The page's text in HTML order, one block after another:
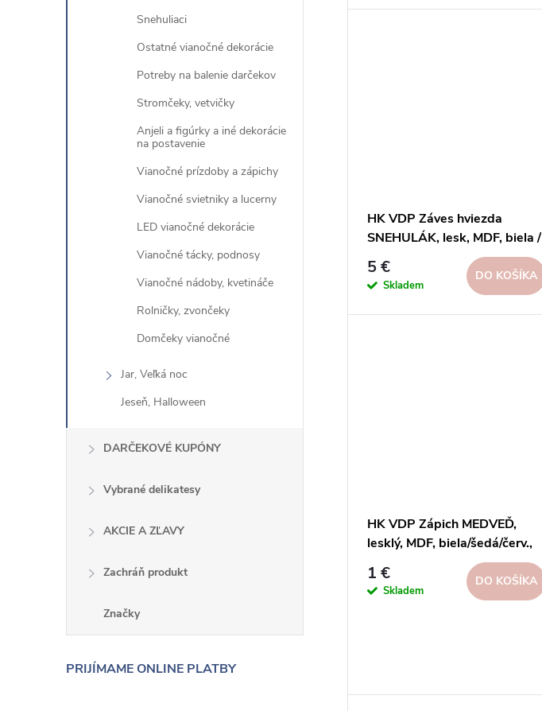
Snehuliaci
Ostatné vianočné dekorácie
Potreby na balenie darčekov
Stromčeky, vetvičky
Anjeli a figúrky a iné dekorácie
na postavenie
Vianočné prízdoby a zápichy
Vianočné svietniky a lucerny
LED vianočné dekorácie
Vianočné tácky, podnosy
Vianočné nádoby, kvetináče
Rolničky, zvončeky
Domčeky vianočné
Jar, Veľká noc
Jeseň, Halloween
DARČEKOVÉ KUPÓNY
Vybrané delikatesy
AKCIE A ZĽAVY
Zachráň produkt
Značky
PRIJÍMAME ONLINE PLATBY
HK VDP Záves hviezda
SNEHULÁK, lesk, MDF, biela /
natur, 36x57x12cm, DISP
48ks, FSC 100%
5 €
Skladem
DO KOŠÍKA
HK VDP Zápich MEDVEĎ,
lesklý, MDF, biela/šedá/červ.,
25x32x9, 5cm, disp.24ks,
FSC 100%
1 €
Skladem
DO KOŠÍKA